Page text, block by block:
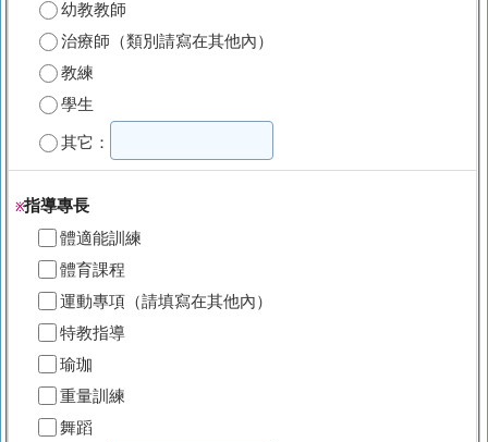
幼教教師
治療師（類別請寫在其他內）
教練
學生
其它：
※指導專長
體適能訓練
體育課程
運動專項（請填寫在其他內）
特教指導
瑜珈
重量訓練
舞蹈